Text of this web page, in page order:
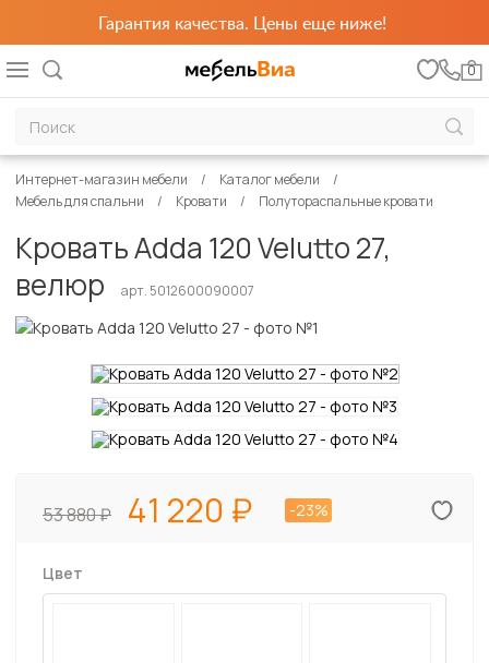
Гарантия качества. Цены еще ниже!
0
Интернет-магазин мебели
Каталог мебели
Мебель для спальни
Кровати Полутораспальные кровати
Кровать Adda 120 Velutto 27,
велюр
арт. 5012600090007
53 880 41 220 -23%
Цвет